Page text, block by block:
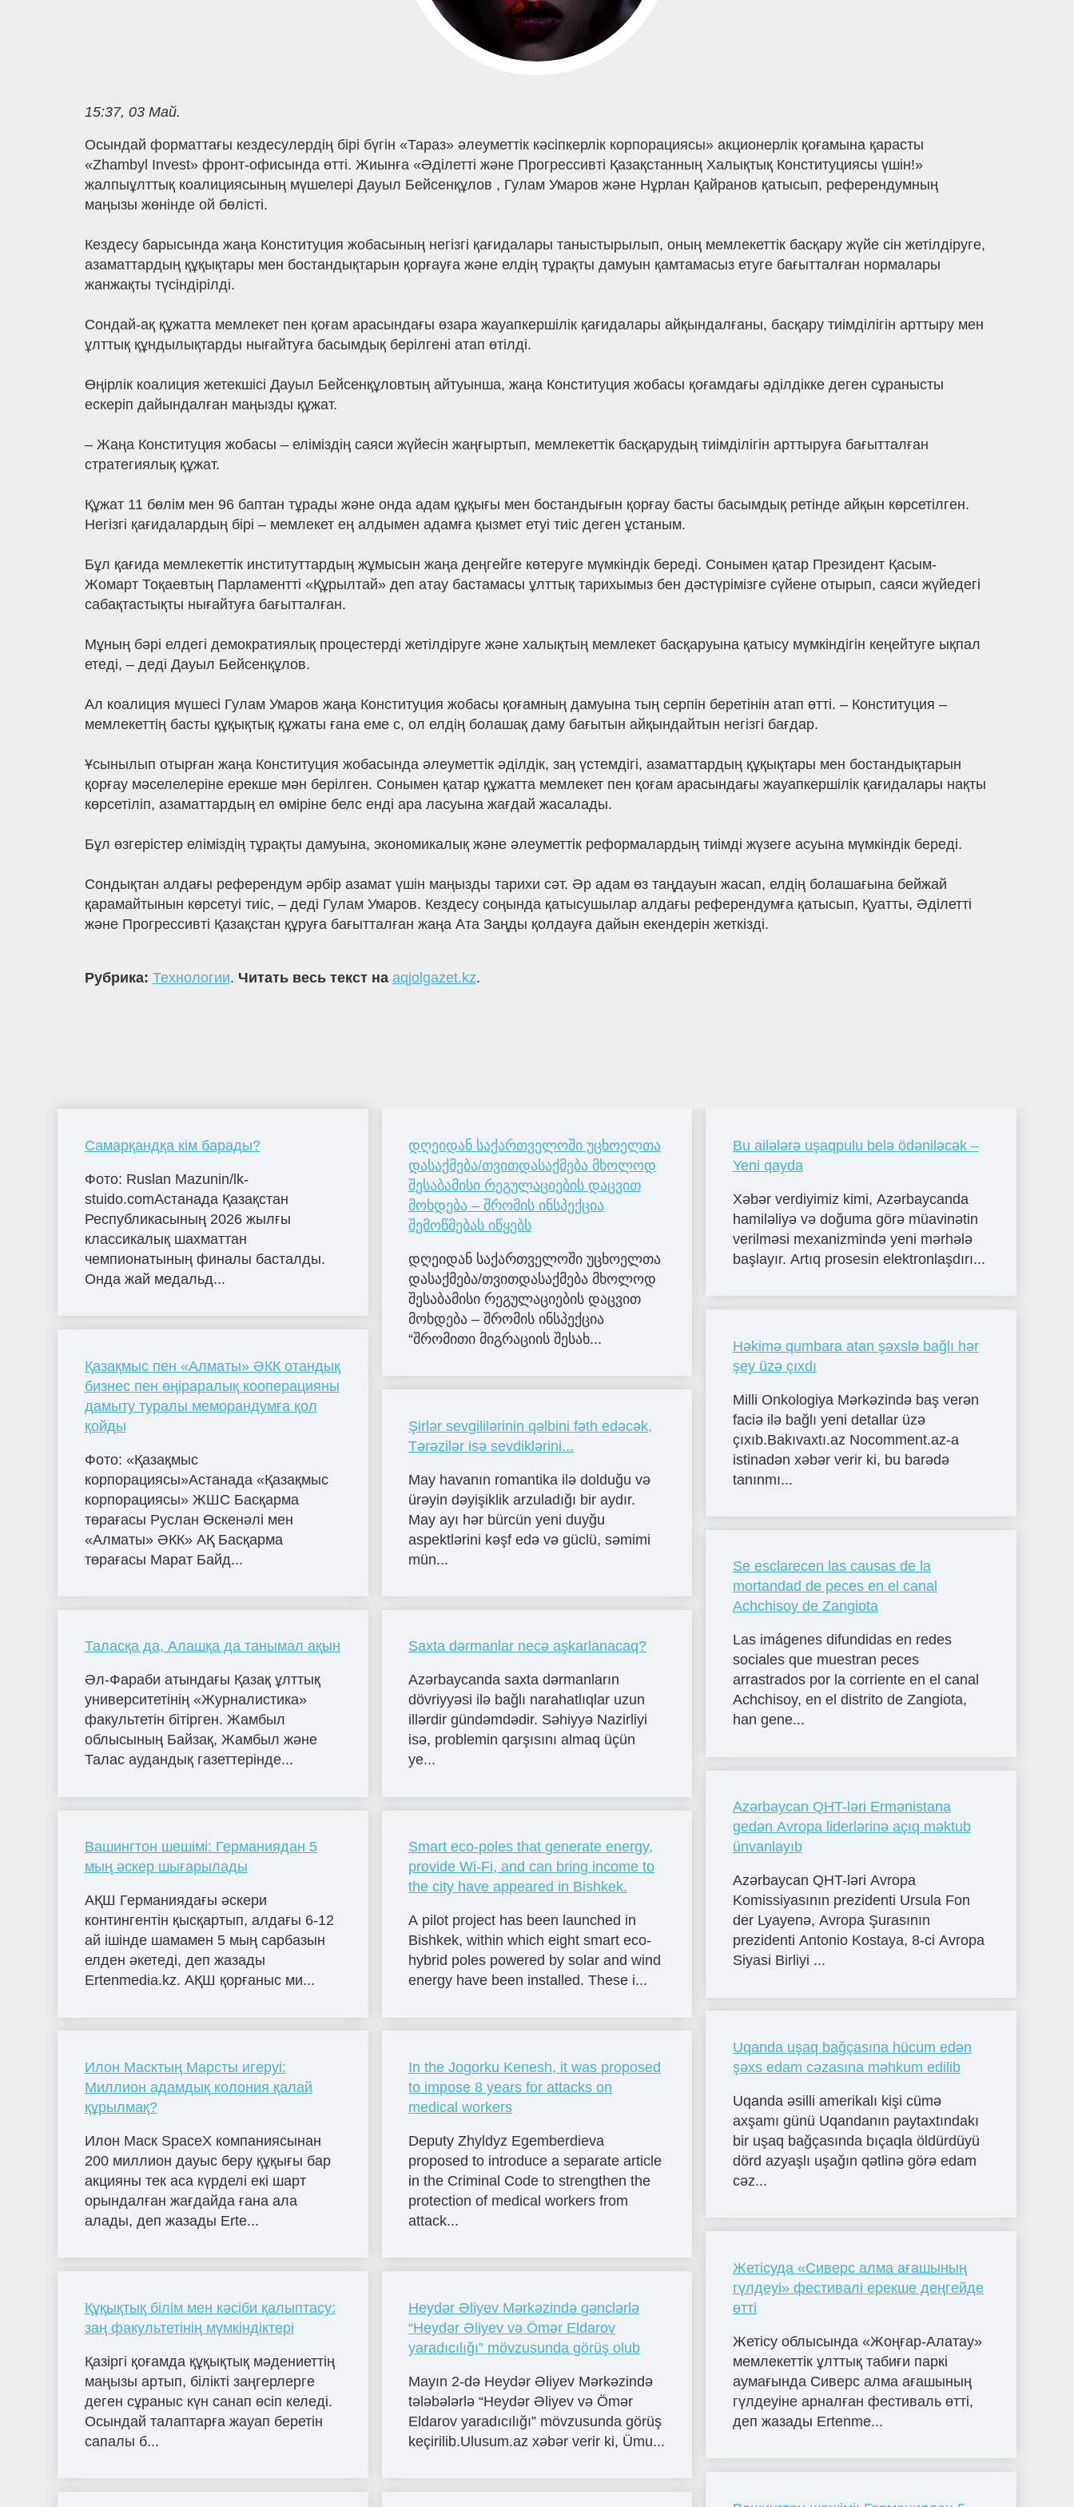
15:37, 03 Май.
Осындай форматтағы кездесулердің бірі бүгін «Тараз» әлеуметтік кәсіпкерлік корпорациясы» акционерлік қоғамына қарасты
«Zhambyl Invest» фронт-офисында өтті. Жиынға «Әділетті және Прогрессивті Қазақстанның Халықтық Конституциясы үшін!»
жалпыұлттық коалициясының мүшелері Дауыл Бейсенқұлов , Гулам Умаров және Нұрлан Қайранов қатысып, референдумның
маңызы жөнінде ой бөлісті.
Кездесу барысында жаңа Конституция жобасының негізгі қағидалары таныстырылып, оның мемлекеттік басқару жүйе сін жетілдіруге,
азаматтардың құқықтары мен бостандықтарын қорғауға және елдің тұрақты дамуын қамтамасыз етуге бағытталған нормалары
жанжақты түсіндірілді.
Сондай-ақ құжатта мемлекет пен қоғам арасындағы өзара жауапкершілік қағидалары айқындалғаны, басқару тиімділігін арттыру мен
ұлттық құндылықтарды нығайтуға басымдық берілгені атап өтілді.
Өңірлік коалиция жетекшісі Дауыл Бейсенқұловтың айтуынша, жаңа Конституция жобасы қоғамдағы әділдікке деген сұранысты
ескеріп дайындалған маңызды құжат.
– Жаңа Конституция жобасы – еліміздің саяси жүйесін жаңғыртып, мемлекеттік басқарудың тиімділігін арттыруға бағытталған
стратегиялық құжат.
Құжат 11 бөлім мен 96 баптан тұрады және онда адам құқығы мен бостандығын қорғау басты басымдық ретінде айқын көрсетілген.
Негізгі қағидалардың бірі – мемлекет ең алдымен адамға қызмет етуі тиіс деген ұстаным.
Бұл қағида мемлекеттік институттардың жұмысын жаңа деңгейге көтеруге мүмкіндік береді. Сонымен қатар Президент Қасым-
Жомарт Тоқаевтың Парламентті «Құрылтай» деп атау бастамасы ұлттық тарихымыз бен дәстүрімізге сүйене отырып, саяси жүйедегі
сабақтастықты нығайтуға бағытталған.
Мұның бәрі елдегі демократиялық процестерді жетілдіруге және халықтың мемлекет басқаруына қатысу мүмкіндігін кеңейтуге ықпал
етеді, – деді Дауыл Бейсенқұлов.
Ал коалиция мүшесі Гулам Умаров жаңа Конституция жобасы қоғамның дамуына тың серпін беретінін атап өтті. – Конституция –
мемлекеттің басты құқықтық құжаты ғана еме с, ол елдің болашақ даму бағытын айқындайтын негізгі бағдар.
Ұсынылып отырған жаңа Конституция жобасында әлеуметтік әділдік, заң үстемдігі, азаматтардың құқықтары мен бостандықтарын
қорғау мәселелеріне ерекше мән берілген. Сонымен қатар құжатта мемлекет пен қоғам арасындағы жауапкершілік қағидалары нақты
көрсетіліп, азаматтардың ел өміріне белс енді ара ласуына жағдай жасалады.
Бұл өзгерістер еліміздің тұрақты дамуына, экономикалық және әлеуметтік реформалардың тиімді жүзеге асуына мүмкіндік береді.
Сондықтан алдағы референдум әрбір азамат үшін маңызды тарихи сәт. Әр адам өз таңдауын жасап, елдің болашағына бейжай
қарамайтынын көрсетуі тиіс, – деді Гулам Умаров. Кездесу соңында қатысушылар алдағы референдумға қатысып, Қуатты, Әділетті
және Прогрессивті Қазақстан құруға бағытталған жаңа Ата Заңды қолдауға дайын екендерін жеткізді.
Рубрика: Технологии. Читать весь текст на aqjolgazet.kz.
Самарқандқа кім барады?
Фото: Ruslan Mazunin/lk-
stuido.comАстанада Қазақстан
Республикасының 2026 жылғы
классикалық шахматтан
чемпионатының финалы басталды.
Онда жай медальд...
Қазақмыс пен «Алматы» ӘКК отандық
бизнес пен өңіраралық кооперацияны
дамыту туралы меморандумға қол
қойды
Фото: «Қазақмыс
корпорациясы»Астанада «Қазақмыс
корпорациясы» ЖШС Басқарма
төрағасы Руслан Өскенәлі мен
«Алматы» ӘКК» АҚ Басқарма
төрағасы Марат Байд...
Таласқа да, Алашқа да танымал ақын
Әл-Фараби атындағы Қазақ ұлттық
университетінің «Журналистика»
факультетін бітірген. Жамбыл
облысының Байзақ, Жамбыл және
Талас аудандық газеттерінде...
Вашингтон шешімі: Германиядан 5
мың әскер шығарылады
АҚШ Германиядағы әскери
контингентін қысқартып, алдағы 6-12
ай ішінде шамамен 5 мың сарбазын
елден әкетеді, деп жазады
Ertenmedia.kz. АҚШ қорғаныс ми...
Илон Масктың Марсты игеруі:
Миллион адамдық колония қалай
құрылмақ?
Илон Маск SpaceX компаниясынан
200 миллион дауыс беру құқығы бар
акцияны тек аса күрделі екі шарт
орындалған жағдайда ғана ала
алады, деп жазады Erte...
Құқықтық білім мен кәсіби қалыптасу:
заң факультетінің мүмкіндіктері
Қазіргі қоғамда құқықтық мәдениеттің
маңызы артып, білікті заңгерлерге
деген сұраныс күн санап өсіп келеді.
Осындай талаптарға жауап беретін
сапалы б...
დღეიდან საქართველოში უცხოელთა
დასაქმება/თვითდასაქმება მხოლოდ
შესაბამისი რეგულაციების დაცვით
მოხდება – შრომის ინსპექცია
შემოწმებას იწყებს
დღეიდან საქართველოში უცხოელთა
დასაქმება/თვითდასაქმება მხოლოდ
შესაბამისი რეგულაციების დაცვით
მოხდება – შრომის ინსპექცია
“შრომითი მიგრაციის შესახ...
Şirlər sevgililərinin qəlbini fəth edəcək,
Tərəzilər isə sevdiklərini...
May havanın romantika ilə dolduğu və
ürəyin dəyişiklik arzuladığı bir aydır.
May ayı hər bürcün yeni duyğu
aspektlərini kəşf edə və güclü, səmimi
mün...
Saxta dərmanlar necə aşkarlanacaq?
Azərbaycanda saxta dərmanların
dövriyyəsi ilə bağlı narahatlıqlar uzun
illərdir gündəmdədir. Səhiyyə Nazirliyi
isə, problemin qarşısını almaq üçün
ye...
Smart eco-poles that generate energy,
provide Wi-Fi, and can bring income to
the city have appeared in Bishkek.
A pilot project has been launched in
Bishkek, within which eight smart eco-
hybrid poles powered by solar and wind
energy have been installed. These i...
In the Jogorku Kenesh, it was proposed
to impose 8 years for attacks on
medical workers
Deputy Zhyldyz Egemberdieva
proposed to introduce a separate article
in the Criminal Code to strengthen the
protection of medical workers from
attack...
Heydər Əliyev Mərkəzində gənclərlə
“Heydər Əliyev və Ömər Eldarov
yaradıcılığı” mövzusunda görüş olub
Mayın 2-də Heydər Əliyev Mərkəzində
tələbələrlə “Heydər Əliyev və Ömər
Eldarov yaradıcılığı” mövzusunda görüş
keçirilib.Ulusum.az xəbər verir ki, Ümu...
Bu ailələrə uşaqpulu belə ödəniləcək –
Yeni qayda
Xəbər verdiyimiz kimi, Azərbaycanda
hamiləliyə və doğuma görə müavinətin
verilməsi mexanizmində yeni mərhələ
başlayır. Artıq prosesin elektronlaşdırı...
Həkimə qumbara atan şəxslə bağlı hər
şey üzə çıxdı
Milli Onkologiya Mərkəzində baş verən
faciə ilə bağlı yeni detallar üzə
çıxıb.Bakıvaxtı.az Nocomment.az-a
istinadən xəbər verir ki, bu barədə
tanınmı...
Se esclarecen las causas de la
mortandad de peces en el canal
Achchisoy de Zangiota
Las imágenes difundidas en redes
sociales que muestran peces
arrastrados por la corriente en el canal
Achchisoy, en el distrito de Zangiota,
han gene...
Azərbaycan QHT-ləri Ermənistana
gedən Avropa liderlərinə açıq məktub
ünvanlayıb
Azərbaycan QHT-ləri Avropa
Komissiyasının prezidenti Ursula Fon
der Lyayenə, Avropa Şurasının
prezidenti Antonio Kostaya, 8-ci Avropa
Siyasi Birliyi ...
Uqanda uşaq bağçasına hücum edən
şəxs edam cəzasına məhkum edilib
Uqanda əsilli amerikalı kişi cümə
axşamı günü Uqandanın paytaxtındakı
bir uşaq bağçasında bıçaqla öldürdüyü
dörd azyaşlı uşağın qətlinə görə edam
cəz...
Жетісуда «Сиверс алма ағашының
гүлдеуі» фестивалі ерекше деңгейде
өтті
Жетісу облысында «Жоңғар-Алатау»
мемлекеттік ұлттық табиғи паркі
аумағында Сиверс алма ағашының
гүлдеуіне арналған фестиваль өтті,
деп жазады Ertenme...